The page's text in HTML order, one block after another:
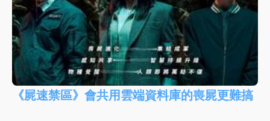
《屍速禁區》會共用雲端資料庫的喪屍更難搞